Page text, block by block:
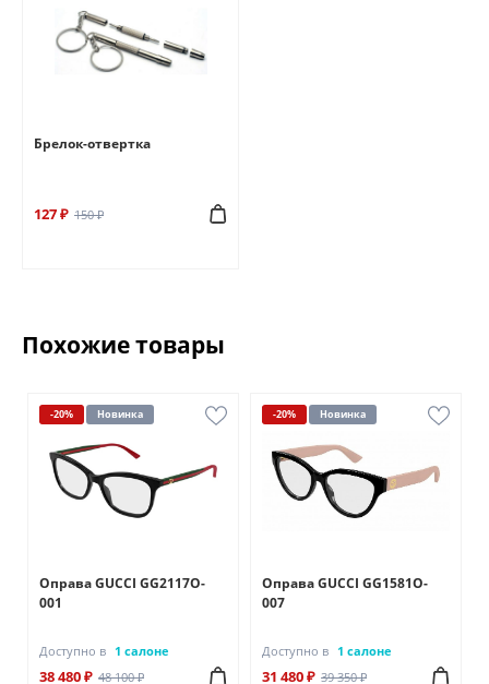
Брелок-отвертка
127 ₽ 150 ₽
Похожие товары
-20% Новинка
Оправа GUCCI GG2117O-
001
Доступно в 1 салоне
38 480 ₽ 48 100 ₽
-20% Новинка
Оправа GUCCI GG1581O-
007
Доступно в 1 салоне
31 480 ₽ 39 350 ₽